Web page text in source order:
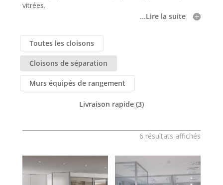
vitrées.
...Lire la suite
Toutes les cloisons
Cloisons de séparation
Murs équipés de rangement
Livraison rapide (3)
6 résultats affichés